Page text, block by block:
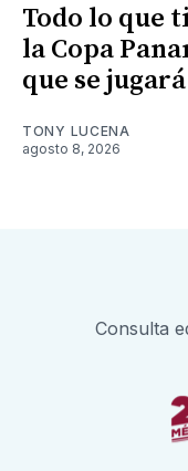
Todo lo que
la Copa
que se
TONY LUCENA
agosto 8, 2026
Consulta